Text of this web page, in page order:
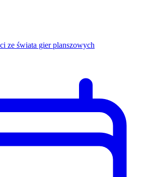
ze świata gier planszowych